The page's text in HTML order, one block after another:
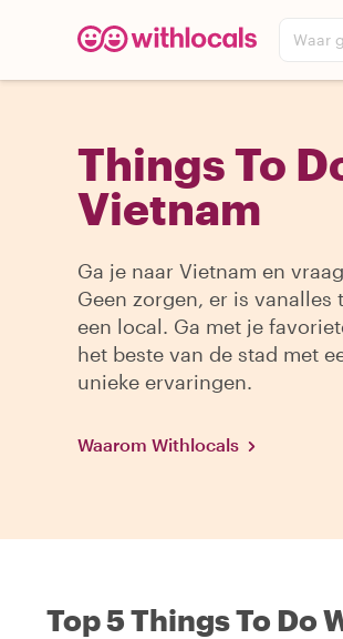
Waar
Things To
Vietnam
Ga je naar Vietnam en
Geen zorgen, er is
een local. Ga met je
het beste van de stad met
unieke ervaringen.
Waarom Withlocals
Top 5 Things To Do